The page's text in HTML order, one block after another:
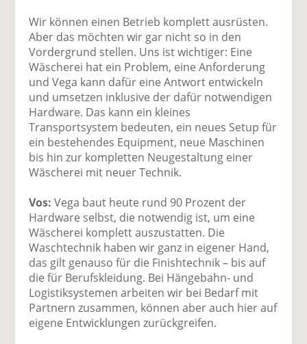
Wir können einen Betrieb komplett ausrüsten.
Aber das möchten wir gar nicht so in den
Vordergrund stellen. Uns ist wichtiger: Eine
Wäscherei hat ein Problem, eine Anforderung
und Vega kann dafür eine Antwort entwickeln
und umsetzen inklusive der dafür notwendigen
Hardware. Das kann ein kleines
Transportsystem bedeuten, ein neues Setup für
ein bestehendes Equipment, neue Maschinen
bis hin zur kompletten Neugestaltung einer
Wäscherei mit neuer Technik.
Vos: Vega baut heute rund 90 Prozent der
Hardware selbst, die notwendig ist, um eine
Wäscherei komplett auszustatten. Die
Waschtechnik haben wir ganz in eigener Hand,
das gilt genauso für die Finishtechnik – bis auf
die für Berufskleidung. Bei Hängebahn- und
Logistiksystemen arbeiten wir bei Bedarf mit
Partnern zusammen, können aber auch hier auf
eigene Entwicklungen zurückgreifen.